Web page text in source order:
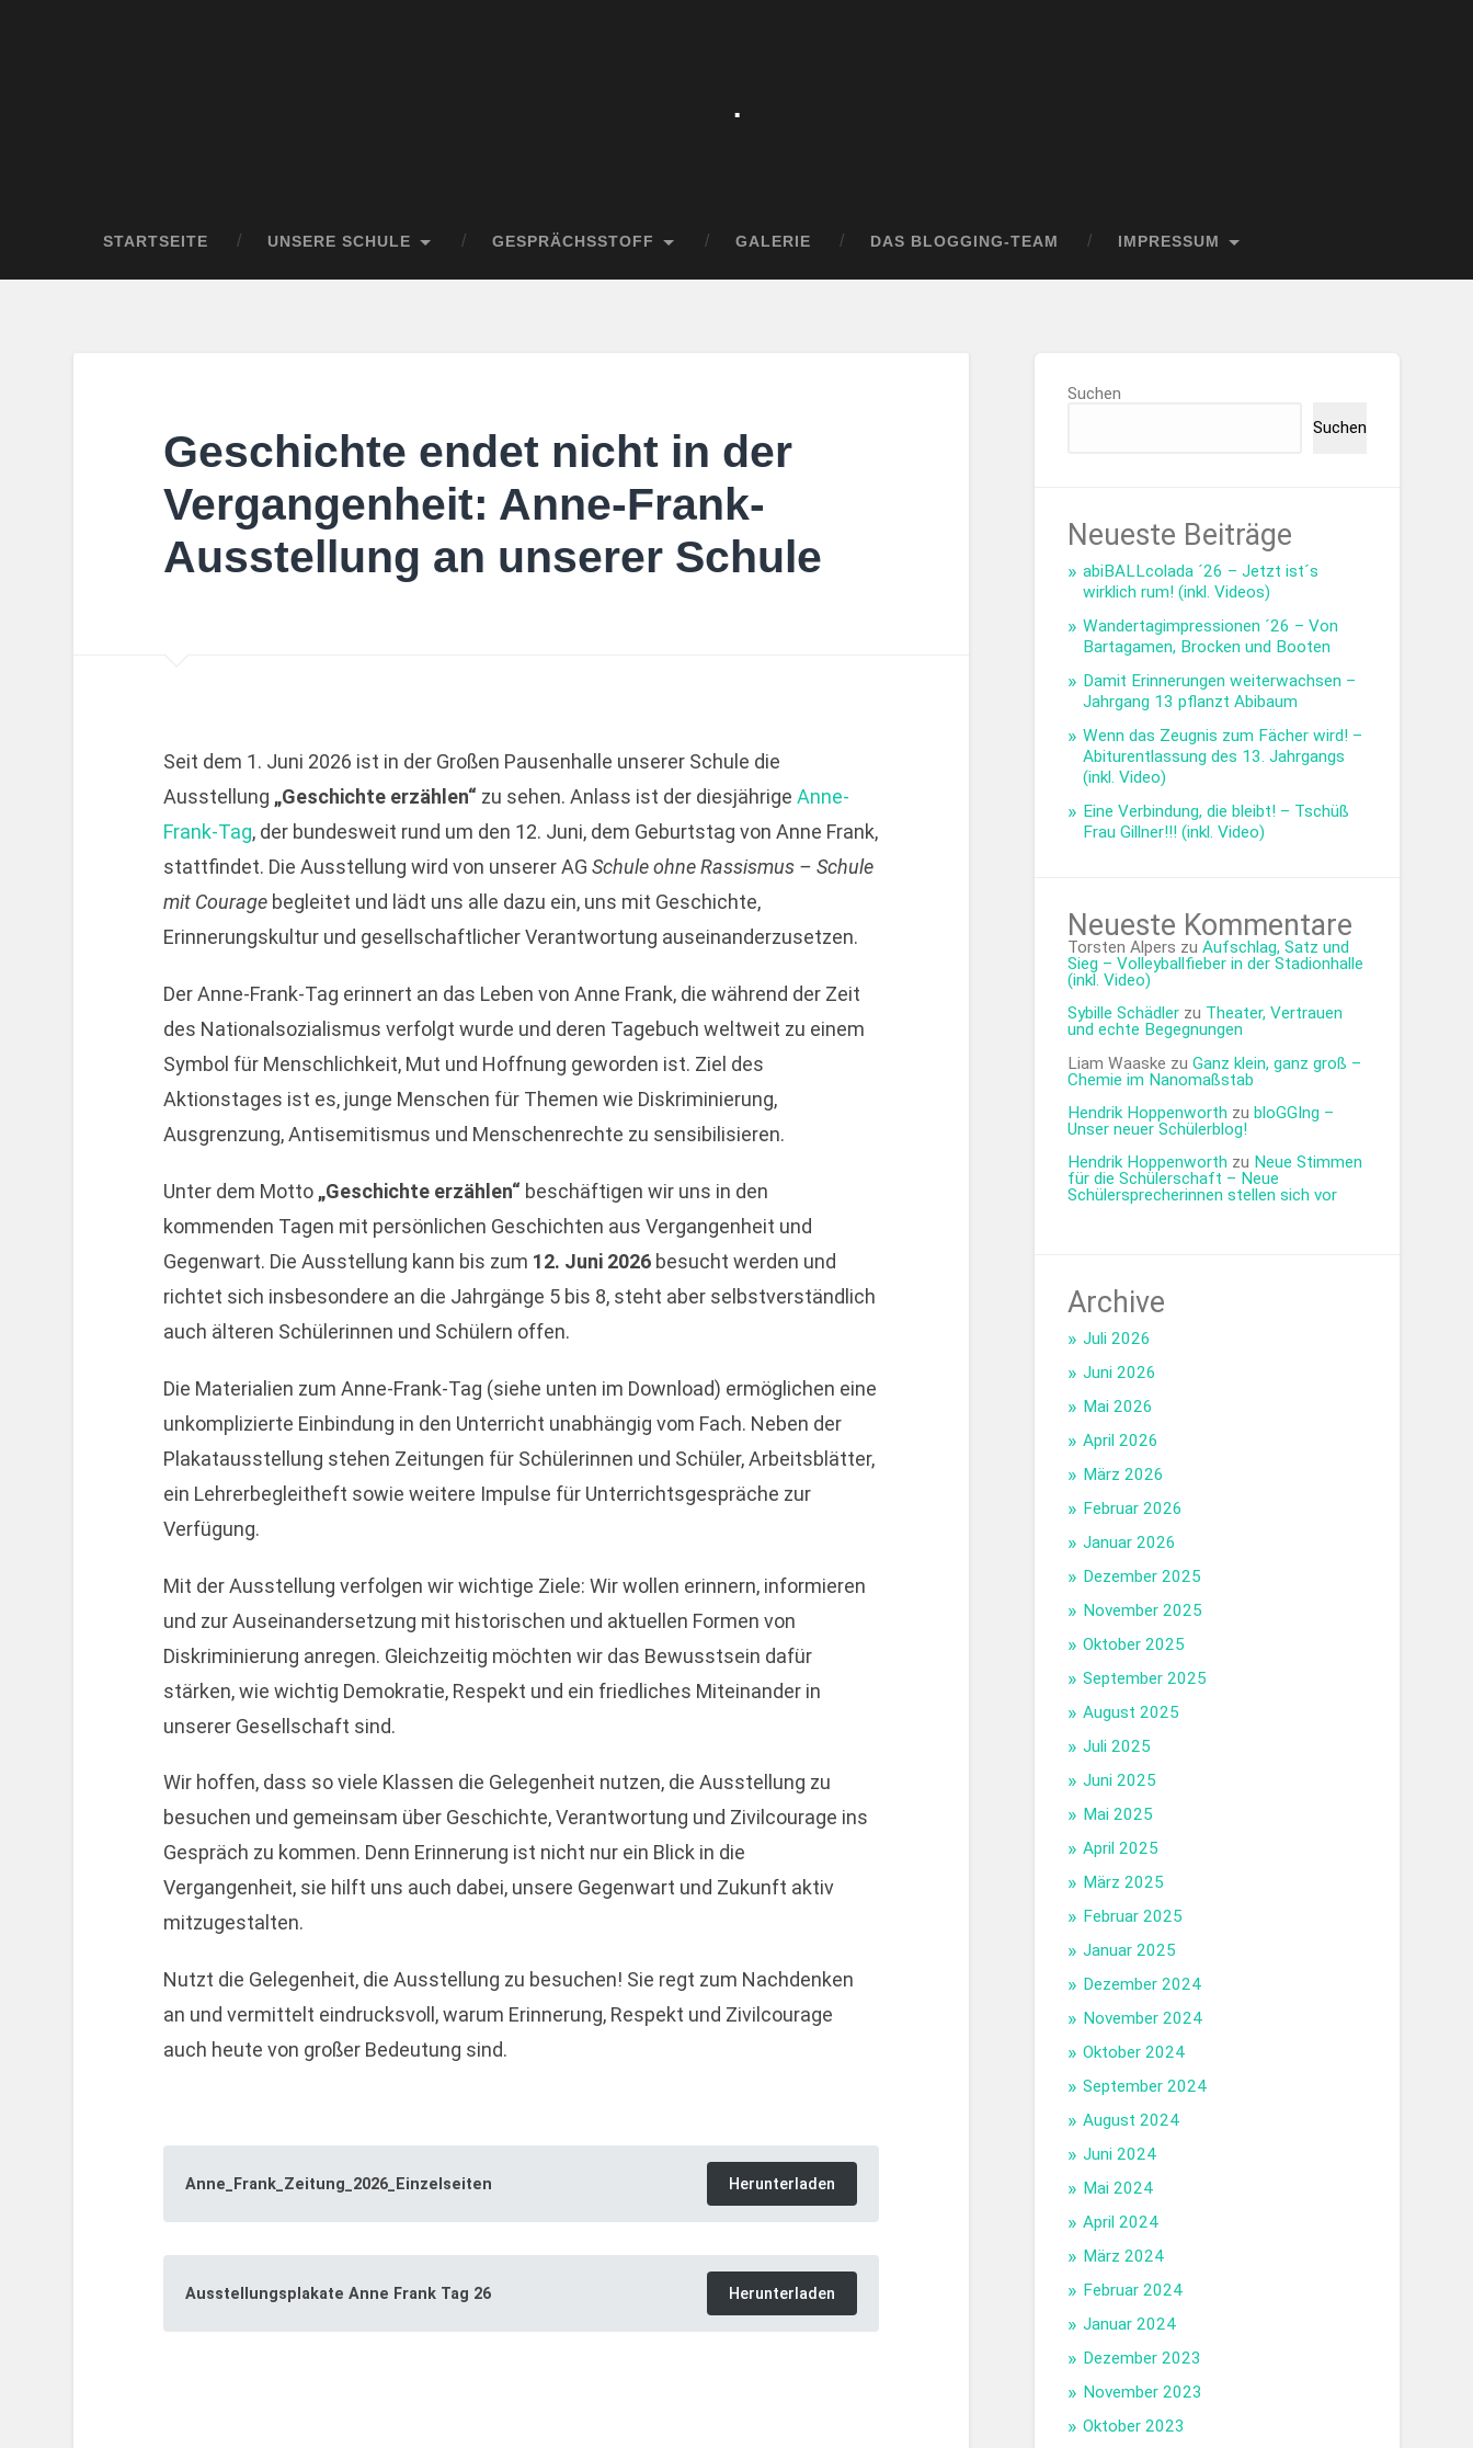
.
STARTSEITE UNSERE SCHULE GESPRÄCHSSTOFF GALERIE DAS BLOGGING-TEAM IMPRESSUM
Geschichte endet nicht in der
Vergangenheit: Anne-Frank-
Ausstellung an unserer Schule
Seit dem 1. Juni 2026 ist in der Großen Pausenhalle unserer Schule die
Ausstellung „Geschichte erzählen“ zu sehen. Anlass ist der diesjährige Anne-
Frank-Tag, der bundesweit rund um den 12. Juni, dem Geburtstag von Anne Frank,
stattfindet. Die Ausstellung wird von unserer AG Schule ohne Rassismus – Schule
mit Couragebegleitet und lädt uns alle dazu ein, uns mit Geschichte,
Erinnerungskultur und gesellschaftlicher Verantwortung auseinanderzusetzen.
Der Anne-Frank-Tag erinnert an das Leben von Anne Frank, die während der Zeit
des Nationalsozialismus verfolgt wurde und deren Tagebuch weltweit zu einem
Symbol für Menschlichkeit, Mut und Hoffnung geworden ist. Ziel des
Aktionstages ist es, junge Menschen für Themen wie Diskriminierung,
Ausgrenzung, Antisemitismus und Menschenrechte zu sensibilisieren.
Unter dem Motto „Geschichte erzählen“ beschäftigen wir uns in den
kommenden Tagen mit persönlichen Geschichten aus Vergangenheit und
Gegenwart. Die Ausstellung kann bis zum 12. Juni 2026besucht werden und
richtet sich insbesondere an die Jahrgänge 5 bis 8, steht aber selbstverständlich
auch älteren Schülerinnen und Schülern offen.
Die Materialien zum Anne-Frank-Tag (siehe unten im Download) ermöglichen eine
unkomplizierte Einbindung in den Unterricht unabhängig vom Fach. Neben der
Plakatausstellung stehen Zeitungen für Schülerinnen und Schüler, Arbeitsblätter,
ein Lehrerbegleitheft sowie weitere Impulse für Unterrichtsgespräche zur
Verfügung.
Mit der Ausstellung verfolgen wir wichtige Ziele: Wir wollen erinnern, informieren
und zur Auseinandersetzung mit historischen und aktuellen Formen von
Diskriminierung anregen. Gleichzeitig möchten wir das Bewusstsein dafür
stärken, wie wichtig Demokratie, Respekt und ein friedliches Miteinander in
unserer Gesellschaft sind.
Wir hoffen, dass so viele Klassen die Gelegenheit nutzen, die Ausstellung zu
besuchen und gemeinsam über Geschichte, Verantwortung und Zivilcourage ins
Gespräch zu kommen. Denn Erinnerung ist nicht nur ein Blick in die
Vergangenheit, sie hilft uns auch dabei, unsere Gegenwart und Zukunft aktiv
mitzugestalten.
Nutzt die Gelegenheit, die Ausstellung zu besuchen! Sie regt zum Nachdenken
an und vermittelt eindrucksvoll, warum Erinnerung, Respekt und Zivilcourage
auch heute von großer Bedeutung sind.
Anne_Frank_Zeitung_2026_Einzelseiten Herunterladen
Ausstellungsplakate Anne Frank Tag 26 Herunterladen
Suchen
Suchen
Neueste Beiträge
abiBALLcolada ´26 – Jetzt ist´s
wirklich rum! (inkl. Videos)
Wandertagimpressionen ´26 – Von
Bartagamen, Brocken und Booten
Damit Erinnerungen weiterwachsen –
Jahrgang 13 pflanzt Abibaum
Wenn das Zeugnis zum Fächer wird! –
Abiturentlassung des 13. Jahrgangs
(inkl. Video)
Eine Verbindung, die bleibt! – Tschüß
Frau Gillner!!! (inkl. Video)
Neueste Kommentare
Torsten Alpers zuAufschlag, Satz und
Sieg – Volleyballfieber in der Stadionhalle
(inkl. Video)
Sybille Schädler zu Theater, Vertrauen
und echte Begegnungen
Liam Waaske zuGanz klein, ganz groß –
Chemie im Nanomaßstab
Hendrik Hoppenworth zubloGGIng –
Unser neuer Schülerblog!
Hendrik Hoppenworth zu Neue Stimmen
für die Schülerschaft – Neue
Schülersprecherinnen stellen sich vor
Archive
Juli 2026
Juni 2026
Mai 2026
April 2026
März 2026
Februar 2026
Januar 2026
Dezember 2025
November 2025
Oktober 2025
September 2025
August 2025
Juli 2025
Juni 2025
Mai 2025
April 2025
März 2025
Februar 2025
Januar 2025
Dezember 2024
November 2024
Oktober 2024
September 2024
August 2024
Juni 2024
Mai 2024
April 2024
März 2024
Februar 2024
Januar 2024
Dezember 2023
November 2023
Oktober 2023